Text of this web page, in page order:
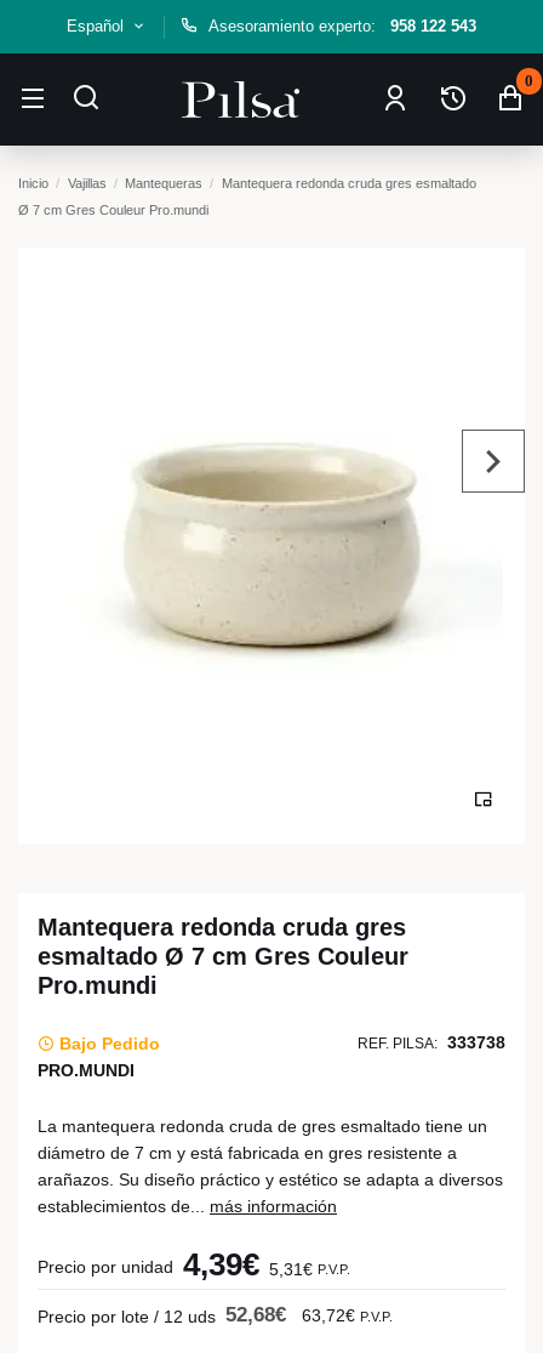
Español Asesoramiento experto: 958 122 543
0
Inicio Vajillas Mantequeras
Mantequera redonda cruda gres esmaltado
Ø 7 cm Gres Couleur Pro.mundi
Mantequera redonda cruda gres
esmaltado Ø 7 cm Gres Couleur
Pro.mundi
Bajo Pedido REF. PILSA: 333738
PRO.MUNDI
La mantequera redonda cruda de gres esmaltado tiene un
diámetro de 7 cm y está fabricada en gres resistente a
arañazos. Su diseño práctico y estético se adapta a diversos
establecimientos de... más información
Precio por unidad 4,39€ 5,31€ P.V.P.
Precio por lote / 12 uds 52,68€ 63,72€ P.V.P.